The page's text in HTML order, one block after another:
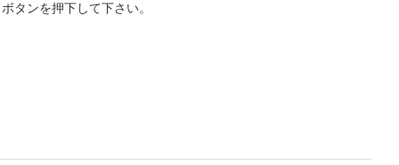
タンを押下して下さい。